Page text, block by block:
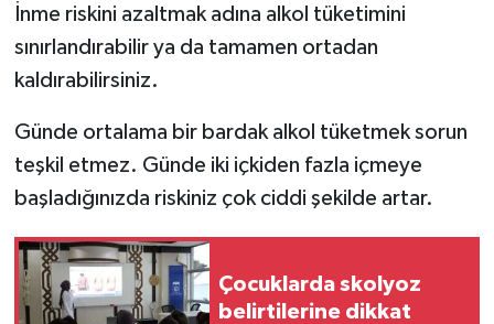
İnme riskini azaltmak adına alkol tüketimini
sınırlandırabilir ya da tamamen ortadan
kaldırabilirsiniz.
Günde ortalama bir bardak alkol tüketmek sorun
teşkil etmez. Günde iki içkiden fazla içmeye
başladığınızda riskiniz çok ciddi şekilde artar.
Çocuklarda skolyoz
belirtilerine dikkat